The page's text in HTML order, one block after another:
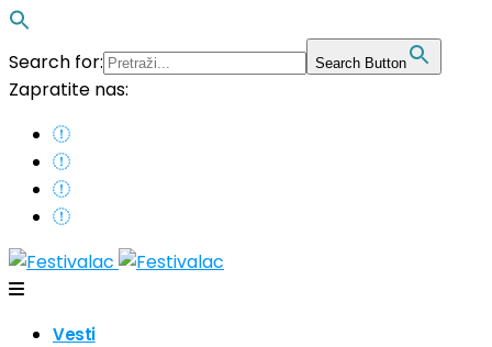
Search for: Search Button
Zapratite nas:
Vesti